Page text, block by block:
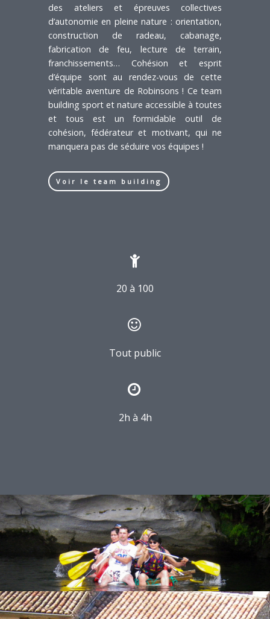
des ateliers et épreuves collectives
d’autonomie en pleine nature : orientation,
construction de radeau, cabanage,
fabrication de feu, lecture de terrain,
franchissements… Cohésion et esprit
d’équipe sont au rendez-vous de cette
véritable aventure de Robinsons ! Ce team
building sport et nature accessible à toutes
et tous est un formidable outil de
cohésion, fédérateur et motivant, qui ne
manquera pas de séduire vos équipes !
Voir le team building
20 à 100
Tout public
2h à 4h